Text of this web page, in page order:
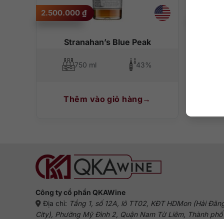
Stranahan’s Blue Peak
2.500.000 ₫
750 ml 43%
Thêm vào giỏ hàng
Công ty cổ phần QKAWine
Địa chỉ: Tầng 1, số 12A, lô TT02, KĐT HDMon (Hải
City), Phường Mỹ Đình 2, Quận Nam Từ Liêm, Thành phố